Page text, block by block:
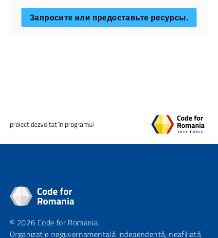
Запросите или предоставьте ресурсы.
proiect dezvoltat în programul
© 2026 Code for Romania.
Organizație neguvernamentală independentă, neafiliată